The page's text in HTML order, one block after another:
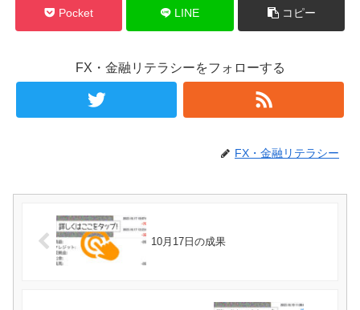
Pocket LINE コピー
FX・金融リテラシーをフォローする
FX・金融リテラシー
10月17日の成果